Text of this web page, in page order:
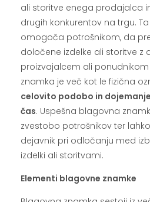
ali storitve enega prodajalca
drugih konkurentov na trgu.
omogoča potrošnikom, da
določene izdelke ali storitve z
proizvajalcem ali
znamka je več kot le fizična
celovito podobo in
čas. Uspešna blagovna
zvestobo potrošnikov ter
dejavnik pri odločanju med
izdelki ali storitvami.
Elementi blagovne znamke